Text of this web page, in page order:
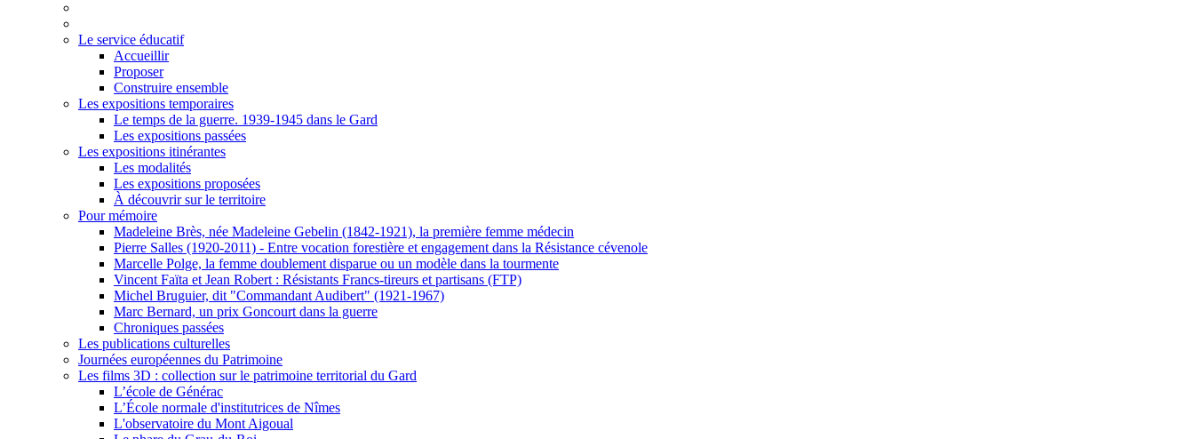
Le service éducatif
Accueillir
Proposer
Construire ensemble
Les expositions temporaires
Le temps de la guerre. 1939-1945 dans le Gard
Les expositions passées
Les expositions itinérantes
Les modalités
Les expositions proposées
À découvrir sur le territoire
Pour mémoire
Madeleine Brès, née Madeleine Gebelin (1842-1921), la première femme médecin
Pierre Salles (1920-2011) - Entre vocation forestière et engagement dans la Résistance cévenole
Marcelle Polge, la femme doublement disparue ou un modèle dans la tourmente
Vincent Faïta et Jean Robert : Résistants Francs-tireurs et partisans (FTP)
Michel Bruguier, dit "Commandant Audibert" (1921-1967)
Marc Bernard, un prix Goncourt dans la guerre
Chroniques passées
Les publications culturelles
Journées européennes du Patrimoine
Les films 3D : collection sur le patrimoine territorial du Gard
L’école de Générac
L’École normale d'institutrices de Nîmes
L'observatoire du Mont Aigoual